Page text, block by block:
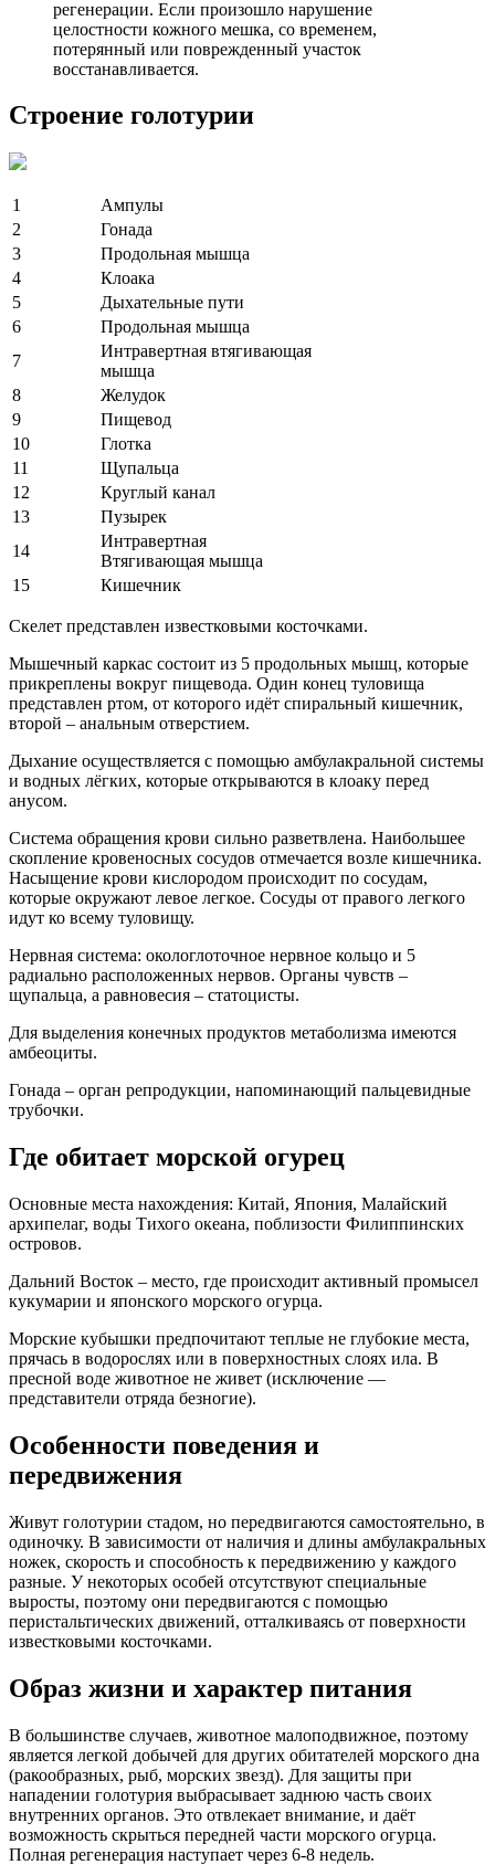
регенерации. Если произошло нарушение
целостности кожного мешка, со временем,
потерянный или поврежденный участок
восстанавливается.
Строение голотурии
1
Ампулы
2
Гонада
3
Продольная мышца
4
Клоака
5
Дыхательные пути
6
Продольная мышца
7
Интравертная втягивающая
мышца
8
Желудок
9
Пищевод
10
Глотка
11
Щупальца
12
Круглый канал
13
Пузырек
14
Интравертная
Втягивающая мышца
15
Кишечник
Скелет представлен известковыми косточками.
Мышечный каркас состоит из 5 продольных мышц, которые
прикреплены вокруг пищевода. Один конец туловища
представлен ртом, от которого идёт спиральный кишечник,
второй – анальным отверстием.
Дыхание осуществляется с помощью амбулакральной системы
и водных лёгких, которые открываются в клоаку перед
анусом.
Система обращения крови сильно разветвлена. Наибольшее
скопление кровеносных сосудов отмечается возле кишечника.
Насыщение крови кислородом происходит по сосудам,
которые окружают левое легкое. Сосуды от правого легкого
идут ко всему туловищу.
Нервная система: окологлоточное нервное кольцо и 5
радиально расположенных нервов. Органы чувств –
щупальца, а равновесия – статоцисты.
Для выделения конечных продуктов метаболизма имеются
амбеоциты.
Гонада – орган репродукции, напоминающий пальцевидные
трубочки.
Где обитает морской огурец
Основные места нахождения: Китай, Япония, Малайский
архипелаг, воды Тихого океана, поблизости Филиппинских
островов.
Дальний Восток – место, где происходит активный промысел
кукумарии и японского морского огурца.
Морские кубышки предпочитают теплые не глубокие места,
прячась в водорослях или в поверхностных слоях ила. В
пресной воде животное не живет (исключение —
представители отряда безногие).
Особенности поведения и
передвижения
Живут голотурии стадом, но передвигаются самостоятельно, в
одиночку. В зависимости от наличия и длины амбулакральных
ножек, скорость и способность к передвижению у каждого
разные. У некоторых особей отсутствуют специальные
выросты, поэтому они передвигаются с помощью
перистальтических движений, отталкиваясь от поверхности
известковыми косточками.
Образ жизни и характер питания
В большинстве случаев, животное малоподвижное, поэтому
является легкой добычей для других обитателей морского дна
(ракообразных, рыб, морских звезд). Для защиты при
нападении голотурия выбрасывает заднюю часть своих
внутренних органов. Это отвлекает внимание, и даёт
возможность скрыться передней части морского огурца.
Полная регенерация наступает через 6-8 недель.